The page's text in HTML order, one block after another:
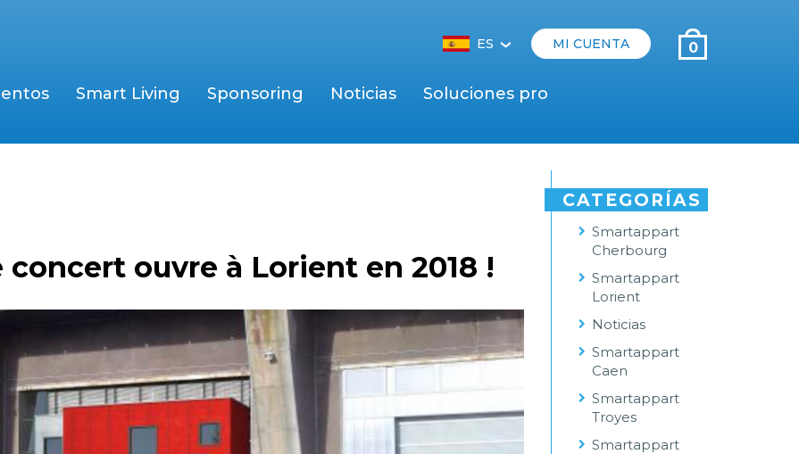
ES‹ MI CUENTA 0
Smart Living Sponsoring Noticias Soluciones pro
ouvre à Lorient en 2018 !
CATEGORÍAS
Smartappart
Cherbourg
Smartappart
Lorient
Noticias
Smartappart
Caen
Smartappart
Troyes
Smartappart